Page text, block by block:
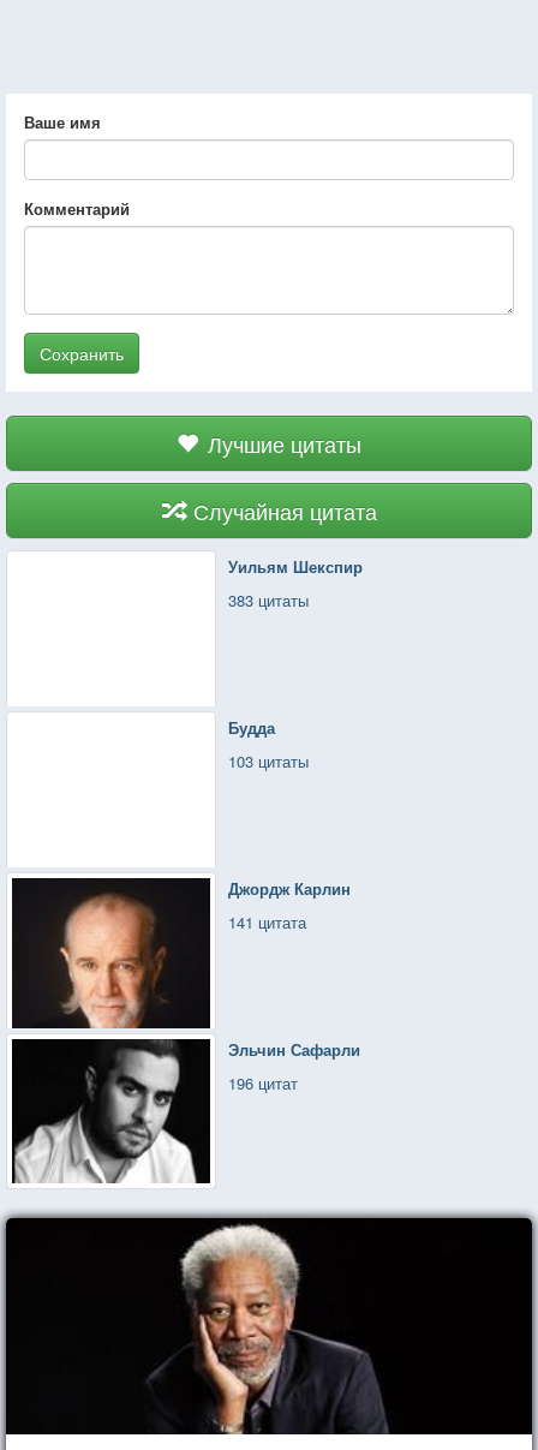
Ваше имя
Комментарий
Сохранить
Лучшие цитаты
Случайная цитата
Уильям Шекспир
383 цитаты
Будда
103 цитаты
Джордж Карлин
141 цитата
Эльчин Сафарли
196 цитат